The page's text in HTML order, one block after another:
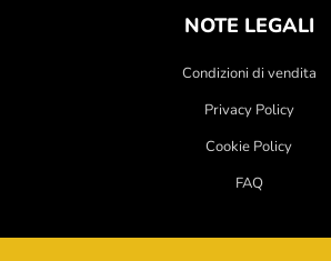
NOTE LEGALI
Condizioni di vendita
Privacy Policy
Cookie Policy
FAQ